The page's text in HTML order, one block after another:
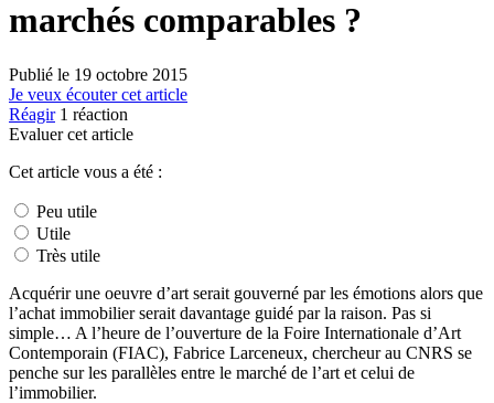
marchés comparables ?
Publié le 19 octobre 2015
Je veux écouter cet article
Réagir 1 réaction
Evaluer cet article
Cet article vous a été :
Peu utile
Utile
Très utile
Acquérir une oeuvre d’art serait gouverné par les émotions alors que
l’achat immobilier serait davantage guidé par la raison. Pas si
simple… A l’heure de l’ouverture de la Foire Internationale d’Art
Contemporain (FIAC), Fabrice Larceneux, chercheur au CNRS se
penche sur les parallèles entre le marché de l’art et celui de
l’immobilier.